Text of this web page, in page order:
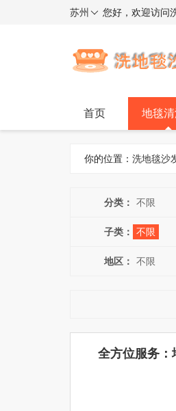
苏州 您好，欢迎访问
首页 地毯
你的位置： 洗地毯沙
分类： 不限
子类： 不限
地区： 不限
全方位服务：